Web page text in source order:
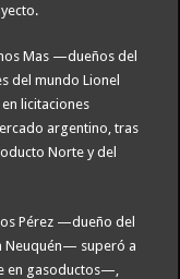
Mas —dueños del
del mundo Lionel
licitaciones
argentino, tras
Norte y del
Pérez —dueño del
Neuquén— superó a
en gasoductos—,